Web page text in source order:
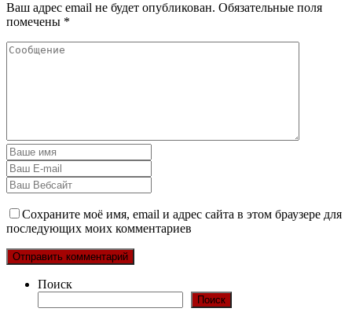
Ваш адрес email не будет опубликован. Обязательные поля
помечены *
Сохраните моё имя, email и адрес сайта в этом браузере для
последующих моих комментариев
Поиск
Поиск